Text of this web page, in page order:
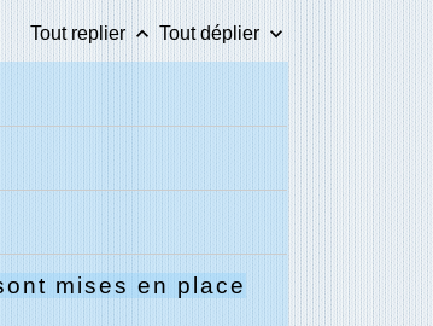
Tout replier keyboard_arrow_up Tout déplier keyboard_arrow_down
mises en place